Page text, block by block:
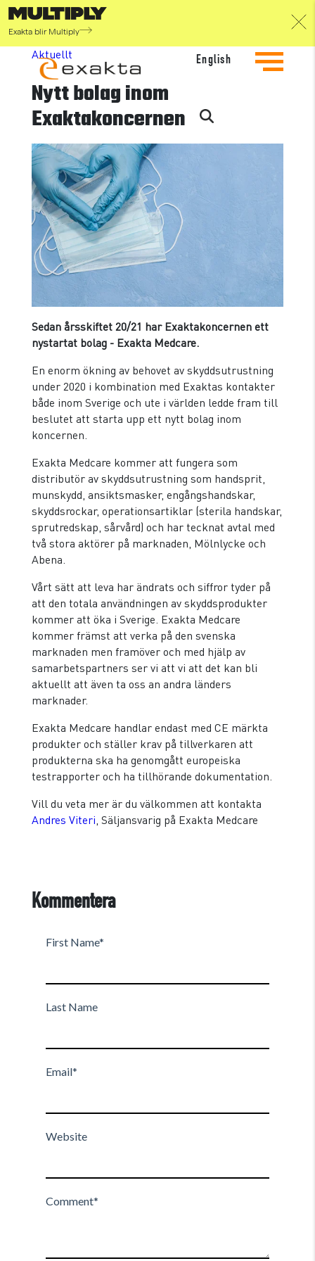
Exakta blir Multiply
English
<< Back to Blog
Aktuellt
Nytt bolag inom
Exaktakoncernen
Sedan årsskiftet 20/21 har Exaktakoncernen ett
nystartat bolag - Exakta Medcare.
En enorm ökning av behovet av skyddsutrustning
under 2020 i kombination med Exaktas kontakter
både inom Sverige och ute i världen ledde fram till
beslutet att starta upp ett nytt bolag inom
koncernen.
Exakta Medcare kommer att fungera som
distributör av skyddsutrustning som handsprit,
munskydd, ansiktsmasker, engångshandskar,
skyddsrockar, operationsartiklar (sterila handskar,
sprutredskap, sårvård) och har tecknat avtal med
två stora aktörer på marknaden, Mölnlycke och
Abena.
Vårt sätt att leva har ändrats och siffror tyder på
att den totala användningen av skyddsprodukter
kommer att öka i Sverige. Exakta Medcare
kommer främst att verka på den svenska
marknaden men framöver och med hjälp av
samarbetspartners ser vi att vi att det kan bli
aktuellt att även ta oss an andra länders
marknader.
Exakta Medcare handlar endast med CE märkta
produkter och ställer krav på tillverkaren att
produkterna ska ha genomgått europeiska
testrapporter och ha tillhörande dokumentation.
Vill du veta mer är du välkommen att kontakta
Andres Viteri , Säljansvarig på Exakta Medcare
Kommentera
First Name*
Last Name
Email*
Website
Comment*